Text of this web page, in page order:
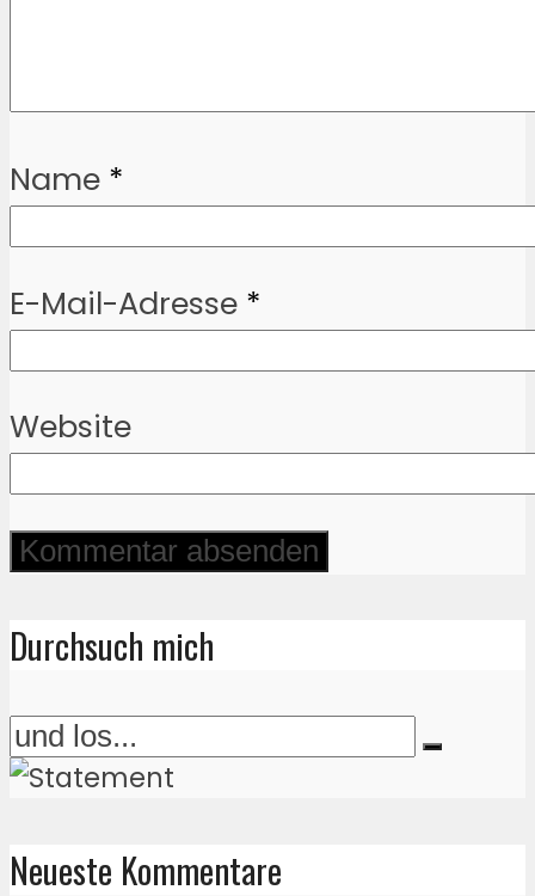
Name *
E-Mail-Adresse *
Website
Durchsuch mich
Neueste Kommentare